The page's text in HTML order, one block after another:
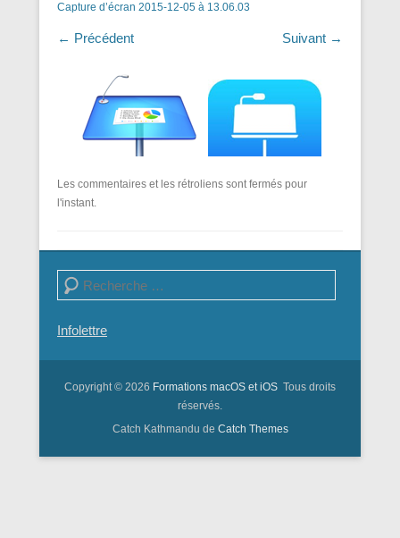
Capture d’écran 2015-12-05 à 13.06.03
← Précédent Suivant →
Les commentaires et les rétroliens sont fermés pour
l'instant.
Recherche
Infolettre
Copyright © 2026 Formations macOS et iOS Tous droits
réservés.
Catch Kathmandu de Catch Themes